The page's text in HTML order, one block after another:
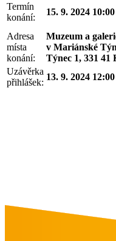
Termín
konání:
15. 9. 2024
Adresa
místa
konání:
Muzeum a
v Mariánské
Týnec 1, 331 41
Uzávěrka
přihlášek:
13. 9. 2024 12:00